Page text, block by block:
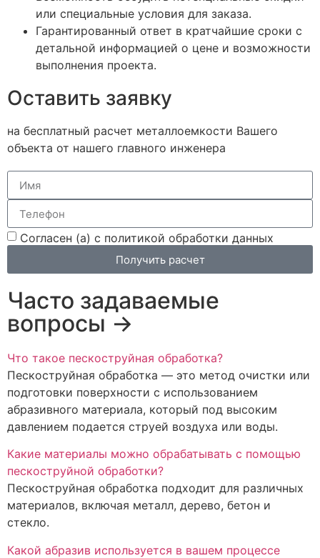
или специальные условия для заказа.
Гарантированный ответ в кратчайшие сроки с
детальной информацией о цене и возможности
выполнения проекта.
Оставить заявку
на бесплатный расчет металлоемкости Вашего
объекта от нашего главного инженера
Согласен (а) с политикой обработки данных
Получить расчет
Часто задаваемые
вопросы →
Что такое пескоструйная обработка?
Пескоструйная обработка — это метод очистки или
подготовки поверхности с использованием
абразивного материала, который под высоким
давлением подается струей воздуха или воды.
Какие материалы можно обрабатывать с помощью
пескоструйной обработки?
Пескоструйная обработка подходит для различных
материалов, включая металл, дерево, бетон и
стекло.
Какой абразив используется в вашем процессе